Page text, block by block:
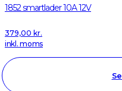
1852 smartlader 10A 12V
379,00 kr.
inkl. moms